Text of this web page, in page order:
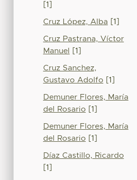
[1]
Cruz López, Alba [1]
Cruz Pastrana, Víctor
Manuel
[1]
Cruz Sanchez,
Gustavo Adolfo [1]
Demuner Flores, María
del Rosario [1]
Demuner Flores, María
del Rosario [1]
Díaz Castillo, Ricardo
[1]